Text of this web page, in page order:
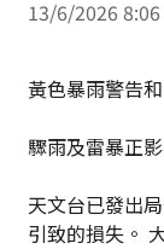
13/6/2026 8:06
黃色暴雨警告
驟雨及雷暴正
天文台已發出
引致的損失。